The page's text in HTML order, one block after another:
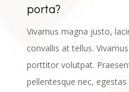
porta?
Vivamus magna justo,
convallis at tellus.
porttitor volutpat.
pellentesque nec,